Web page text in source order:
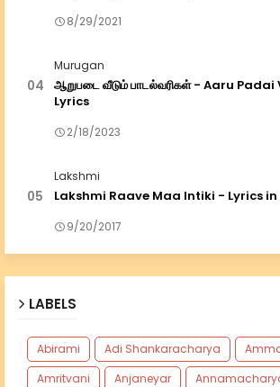
8/29/2021
Murugan
ஆறுபடை வீடும் பாடல்வரிகள் - Aaru
Lyrics
2/18/2023
Lakshmi
Lakshmi Raave Maa Intiki - Lyrics in
9/20/2017
LABELS
Abirami Adi Shankaracharya
Amritvani
Anjaneyar